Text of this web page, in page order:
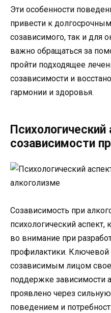
Эти особенности
привести к
созависимого, так и для
важно обращаться за
пройти подходящее
созависимости и
гармонии и здоровья.
Психологический
созависимости
Созависимость при
психологический
во внимание при
профилактики.
созависимым лицом
поддержке зависимости
проявлено через
поведением и